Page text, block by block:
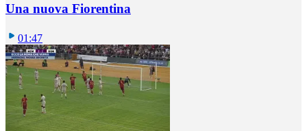
Una nuova Fiorentina
01:47